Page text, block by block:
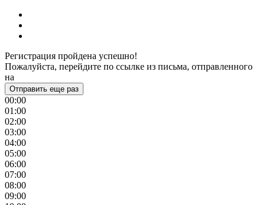
Регистрация пройдена успешно!
Пожалуйста, перейдите по ссылке из письма, отправленного
на
Отправить еще раз
00:00
01:00
02:00
03:00
04:00
05:00
06:00
07:00
08:00
09:00